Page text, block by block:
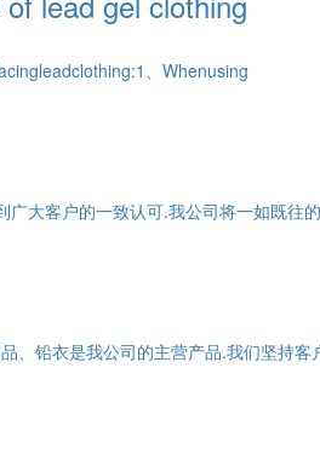
、Whenusing
大客户的一致认可.我公司将一如既
、铅衣是我公司的主营产品.我们坚持